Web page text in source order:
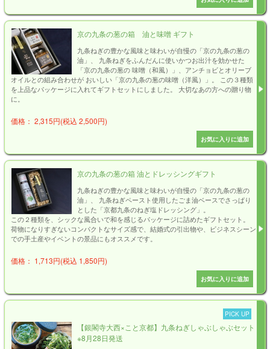
京の九条の葱の箱 油と味噌 ギフト
九条ねぎの豊かな風味と味わいが自慢の「京の九条の葱の
油」、 九条ねぎをふんだんに使いかつお出汁を効かせた
「京の九条の葱の 味噌（和風）」、アンチョビとオリーブ
オイルとの組み合わせが おいしい「京の九条の葱の味噌（洋風）」。 この３種類
を上品なパッケージに入れてギフトセットにしました。 大切なあの方への贈り物
に。
価格： 2,315円(税込 2,500円)
京の九条の葱の箱 油とドレッシングギフト
九条ねぎの豊かな風味と味わいが自慢の「京の九条の葱の
油」、 九条ねぎペースト使用したごま油ベースでさっぱり
とした「京都九条のねぎ塩ドレッシング」。
この２種類を、シックな風合いで和を感じるパッケージに詰めたギフトセット。
荷物になりすぎないコンパクトなサイズ感で、結婚式の引出物や、ビジネスシーン
での手土産やイベントの景品にもオススメです。
価格： 1,713円(税込 1,850円)
PICK UP
【銀閣寺大西×こと京都】九条ねぎしゃぶしゃぶセット
※8月28日発送